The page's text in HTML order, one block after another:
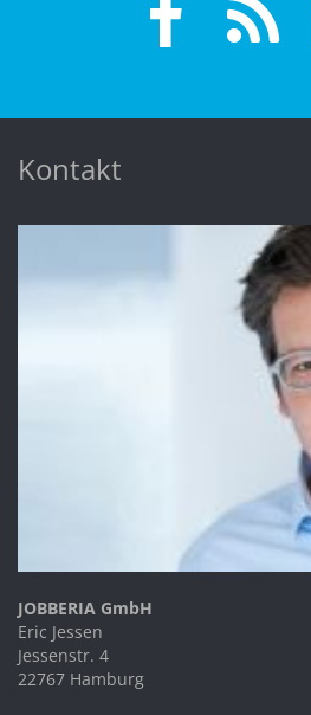
Kontakt
JOBBERIA GmbH
Eric Jessen
Jessenstr. 4
22767 Hamburg